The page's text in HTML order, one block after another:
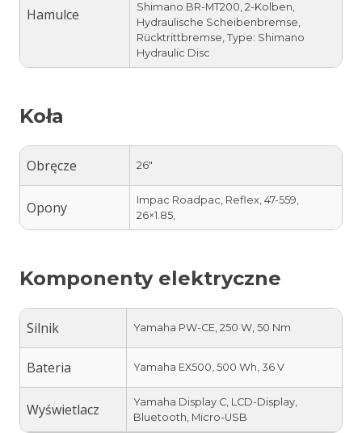
Hamulce
Shimano BR-MT200, 2-Kolben,
Hydraulische Scheibenbremse,
Rücktrittbremse, Type: Shimano
Hydraulic Disc
Koła
Obręcze 26″
Opony
Impac Roadpac, Reflex, 47-559,
26×1.85,
Komponenty elektryczne
Silnik Yamaha PW-CE, 250 W, 50 Nm
Bateria Yamaha EX500, 500 Wh, 36 V
Wyświetlacz
Yamaha Display C, LCD-Display,
Bluetooth, Micro-USB